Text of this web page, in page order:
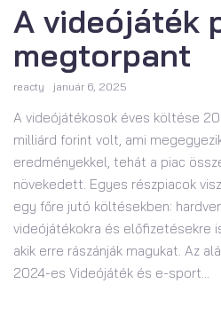
A videójáték
megtorpant
reacty január 6, 2025
A videójátékosok éves költése
milliárd forint volt, ami
eredményekkel, tehát a piac
növekedett. Egyes részpiacok
egy főre jutó költésekben:
videójátékokra és előfizetésekre
akik erre rászánják magukat. Az
2024-es Videójáték és e-sport...